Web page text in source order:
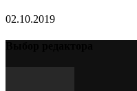
02.10.2019